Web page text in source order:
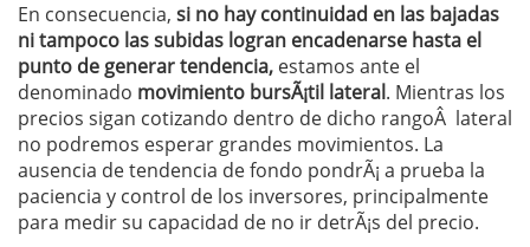
En consecuencia, si no hay continuidad en las bajadas
ni tampoco las subidas logran encadenarse hasta el
punto de generar tendencia, estamos ante el
denominado movimiento bursÃ¡til lateral. Mientras los
precios sigan cotizando dentro de dicho rangoÂ lateral
no podremos esperar grandes movimientos. La
ausencia de tendencia de fondo pondrÃ¡ a prueba la
paciencia y control de los inversores, principalmente
para medir su capacidad de no ir detrÃ¡s del precio.